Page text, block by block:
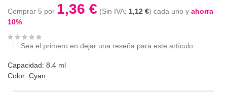
Comprar 5 por 1,36 € 1,12 € cada uno y ahorra
10%
Sea el primero en dejar una reseña para este artículo
Capacidad: 8.4 ml
Color: Cyan